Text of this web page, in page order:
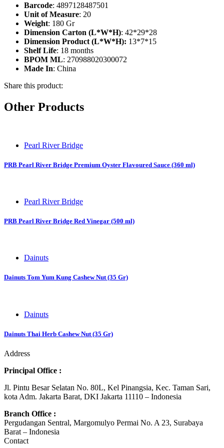
Barcode: 4897128487501
Unit of Measure: 20
Weight: 180 Gr
Dimension Carton (L*W*H): 42*29*28
Dimension Product (L*W*H): 13*7*15
Shelf Life: 18 months
BPOM ML: 270988020300072
Made In: China
Share this product:
Other Products
Pearl River Bridge
PRB Pearl River Bridge Premium Oyster Flavoured Sauce (360 ml)
Pearl River Bridge
PRB Pearl River Bridge Red Vinegar (500 ml)
Dainuts
Dainuts Tom Yum Kung Cashew Nut (35 Gr)
Dainuts
Dainuts Thai Herb Cashew Nut (35 Gr)
Address
Principal Office :
Jl. Pintu Besar Selatan No. 80L, Kel Pinangsia, Kec. Taman Sari,
kota Adm. Jakarta Barat, DKI Jakarta 11110 – Indonesia
Branch Office :
Pergudangan Sentral, Margomulyo Permai No. A 23, Surabaya
Barat – Indonesia
Contact